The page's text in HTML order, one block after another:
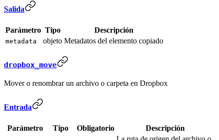
Salida
Parámetro Tipo Descripción
metadata objeto Metadatos del elemento copiado
dropbox_move
Mover o renombrar un archivo o carpeta en Dropbox
Entrada
Parámetro Tipo Obligatorio Descripción